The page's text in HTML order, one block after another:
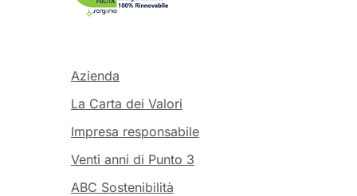
Azienda
La Carta dei Valori
Impresa responsabile
Venti anni di Punto 3
ABC Sostenibilità